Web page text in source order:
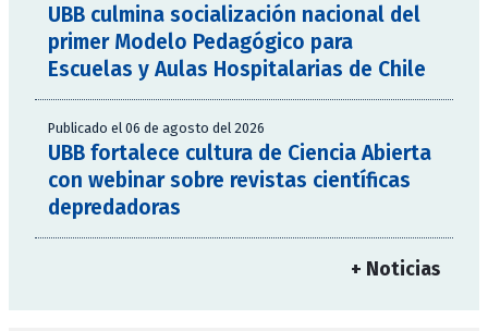
UBB culmina socialización nacional del
primer Modelo Pedagógico para
Escuelas y Aulas Hospitalarias de Chile
Publicado el 06 de agosto del 2026
UBB fortalece cultura de Ciencia Abierta
con webinar sobre revistas científicas
depredadoras
+ Noticias